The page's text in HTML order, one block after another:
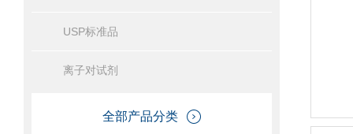
USP标准品
离子对试剂
全部产品分类